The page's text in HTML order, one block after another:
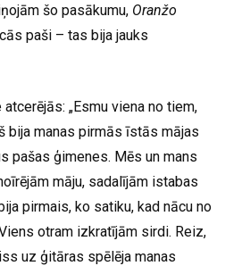
šo pasākumu, Oranžo
paši – tas bija jauks
„Esmu viena no tiem,
bija manas pirmās īstās mājas
pašas ģimenes. Mēs un mans
māju, sadalījām istabas
pirmais, ko satiku, kad nācu no
otram izkratījām sirdi. Reiz,
uz ģitāras spēlēja manas